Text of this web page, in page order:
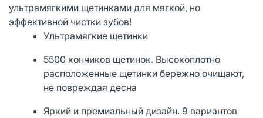
ультрамягкими щетинками для мягкой, но
эффективной чистки зубов!
Ультрамягкие щетинки
5500 кончиков щетинок. Высокоплотно
расположенные щетинки бережно очищают,
не повреждая десна
Яркий и премиальный дизайн. 9 вариантов